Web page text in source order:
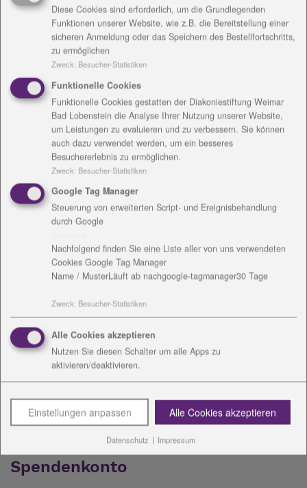
Kontakt
Andreas Berger
Hofer Straße 30/32
Tel.: 036649 - 883-10
Fax: 036649 - 883-19
A.Berger diakonie-wl.de
Download:
Spendenkonto
Diese Cookies sind erforderlich, um die Grundlegenden
Funktionen unserer Website, wie z.B. die Bereitstellung einer
sicheren Anmeldung oder das Speichern des Bestellfortschritts,
zu ermöglichen
Zweck: Besucher-Statistiken
Funktionelle Cookies
Funktionelle Cookies gestatten der Diakoniestiftung Weimar
Bad Lobenstein die Analyse Ihrer Nutzung unserer Website,
um Leistungen zu evaluieren und zu verbessern. Sie können
auch dazu verwendet werden, um ein besseres
Besuchererlebnis zu ermöglichen.
Zweck: Besucher-Statistiken
Google Tag Manager
Steuerung von erweiterten Script- und Ereignisbehandlung
durch Google
Nachfolgend finden Sie eine Liste aller von uns verwendeten
Cookies Google Tag Manager
Name / MusterLäuft ab nachgoogle-tagmanager30 Tage
Zweck: Besucher-Statistiken
Alle Cookies akzeptieren
Nutzen Sie diesen Schalter um alle Apps zu
aktivieren/deaktivieren.
Einstellungen anpassen Alle Cookies akzeptieren
Datenschutz | Impressum